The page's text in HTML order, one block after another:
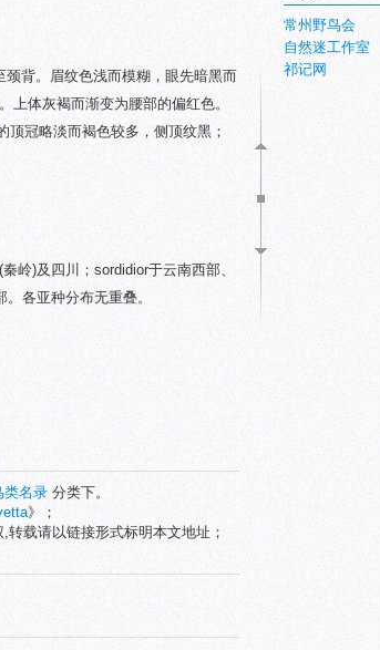
背。眉纹色浅而模糊，眼先暗黑而
上体灰褐而渐变为腰部的偏红色。
冠略淡而褐色较多，侧顶纹黑；
岭)及四川；sordidior于云南西部、
各亚种分布无重叠。
类名录 分类下。
》；
载请以链接形式标明本文地址；
常州野鸟会
自然迷工作室
祁记网